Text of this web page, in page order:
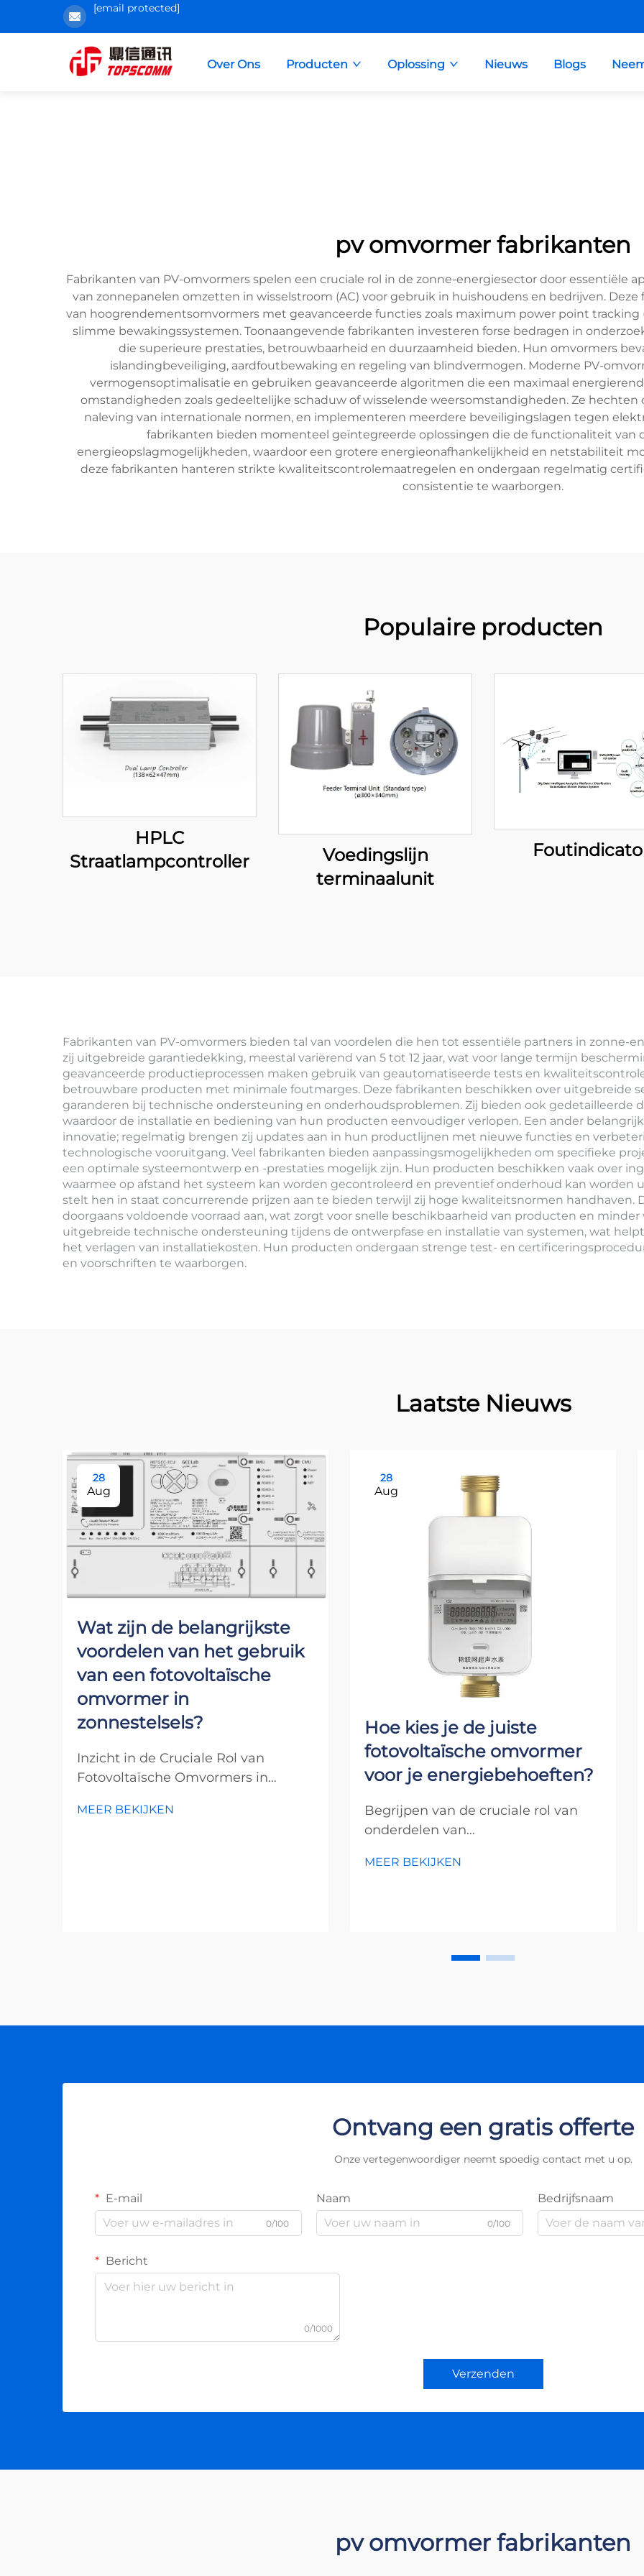
[email protected]
Over Ons Producten Oplossing Nieuws Blogs
pv omvormer fabrikanten
Fabrikanten van PV-omvormers spelen een cruciale rol in de zonne-energiesector door essentiële
van zonnepanelen omzetten in wisselstroom (AC) voor gebruik in huishoudens en bedrijven.
van hoogrendementsomvormers met geavanceerde functies zoals maximum power point tracking
slimme bewakingssystemen. Toonaangevende fabrikanten investeren forse bedragen in
die superieure prestaties, betrouwbaarheid en duurzaamheid bieden. Hun omvormers
islandingbeveiliging, aardfoutbewaking en regeling van blindvermogen. Moderne PV-
vermogensoptimalisatie en gebruiken geavanceerde algoritmen die een maximaal
omstandigheden zoals gedeeltelijke schaduw of wisselende weersomstandigheden. Ze hechten
naleving van internationale normen, en implementeren meerdere beveiligingslagen tegen
fabrikanten bieden momenteel geïntegreerde oplossingen die de functionaliteit van
energieopslagmogelijkheden, waardoor een grotere energieonafhankelijkheid en netstabiliteit
deze fabrikanten hanteren strikte kwaliteitscontrolemaatregelen en ondergaan regelmatig
consistentie te waarborgen.
Populaire producten
HPLC
Straatlampcontroller
Voedingslijn
terminaalunit
Fabrikanten van PV-omvormers bieden tal van voordelen die hen tot essentiële partners in zonne-
zij uitgebreide garantiedekking, meestal variërend van 5 tot 12 jaar, wat voor lange termijn
geavanceerde productieprocessen maken gebruik van geautomatiseerde tests en
betrouwbare producten met minimale foutmarges. Deze fabrikanten beschikken over uitgebreide
garanderen bij technische ondersteuning en onderhoudsproblemen. Zij bieden ook gedetailleerde
waardoor de installatie en bediening van hun producten eenvoudiger verlopen. Een ander
innovatie; regelmatig brengen zij updates aan in hun productlijnen met nieuwe functies en
technologische vooruitgang. Veel fabrikanten bieden aanpassingsmogelijkheden om specifieke
een optimale systeemontwerp en -prestaties mogelijk zijn. Hun producten beschikken vaak over
waarmee op afstand het systeem kan worden gecontroleerd en preventief onderhoud kan worden
stelt hen in staat concurrerende prijzen aan te bieden terwijl zij hoge kwaliteitsnormen handhaven.
doorgaans voldoende voorraad aan, wat zorgt voor snelle beschikbaarheid van producten en
uitgebreide technische ondersteuning tijdens de ontwerpfase en installatie van systemen, wat
het verlagen van installatiekosten. Hun producten ondergaan strenge test- en
en voorschriften te waarborgen.
Laatste Nieuws
28
Aug
Wat zijn de belangrijkste
voordelen van het gebruik
van een fotovoltaïsche
omvormer in
zonnestelsels?
Inzicht in de Cruciale Rol van
Fotovoltaïsche Omvormers in
De zonne-energirevolutie heeft de
MEER BEKIJKEN
28
Aug
Hoe kies je de juiste
fotovoltaïsche omvormer
voor je energiebehoeften?
Begrijpen van de cruciale rol van
onderdelen van
evoluerende wereld van
gelijkstroom (DC) om die wordt
MEER BEKIJKEN
Ontvang een gratis offerte
Onze vertegenwoordiger neemt spoedig contact met u op.
E-mail
0/100
Naam
0/100
Bedrijfsnaam
Bericht
0/1000
Verzenden
pv omvormer fabrikanten